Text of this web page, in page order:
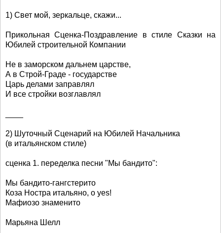
1) Свет мой, зеркальце, скажи...
Прикольная Сценка-Поздравление в стиле Сказки на
Юбилей строительной Компании
Не в заморском дальнем царстве,
А в Строй-Граде - государстве
Царь делами заправлял
И все стройки возглавлял
2) Шуточный Сценарий на Юбилей Начальника
(в итальянском стиле)
сценка 1. переделка песни "Мы бандито":
Мы бандито-гангстерито
Коза Ностра итальяно, o yes!
Мафиозо знаменито
Марьяна Шелл